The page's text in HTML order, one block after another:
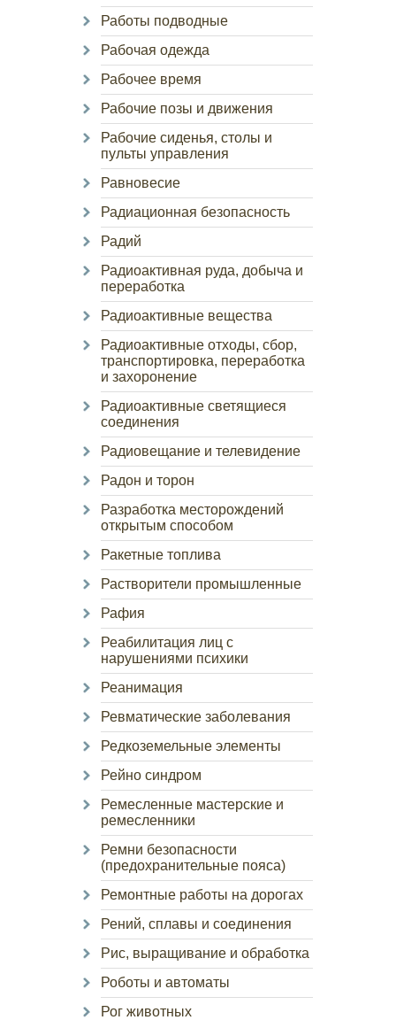
Работы подводные
Рабочая одежда
Рабочее время
Рабочие позы и движения
Рабочие сиденья, столы и
пульты управления
Равновесие
Радиационная безопасность
Радий
Радиоактивная руда, добыча и
переработка
Радиоактивные вещества
Радиоактивные отходы, сбор,
транспортировка, переработка
и захоронение
Радиоактивные светящиеся
соединения
Радиовещание и телевидение
Радон и торон
Разработка месторождений
открытым способом
Ракетные топлива
Растворители промышленные
Рафия
Реабилитация лиц с
нарушениями психики
Реанимация
Ревматические заболевания
Редкоземельные элементы
Рейно синдром
Ремесленные мастерские и
ремесленники
Ремни безопасности
(предохранительные пояса)
Ремонтные работы на дорогах
Рений, сплавы и соединения
Рис, выращивание и обработка
Роботы и автоматы
Рог животных